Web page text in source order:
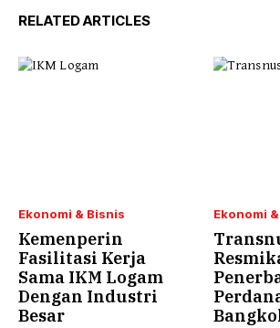
RELATED ARTICLES
Ekonomi & Bisnis
Kemenperin
Fasilitasi Kerja
Sama IKM Logam
Dengan Industri
Besar
Ekonomi